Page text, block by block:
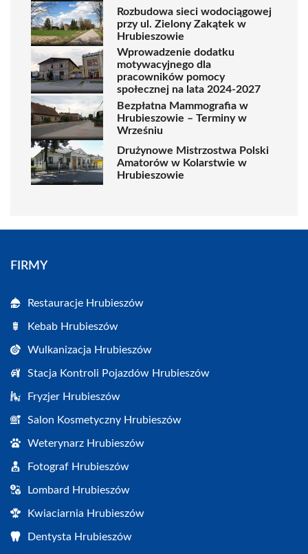
Rozbudowa sieci wodociągowej
przy ul. Zielony Zakątek w
Hrubieszowie
Wprowadzenie dodatku
motywacyjnego dla
pracowników pomocy
społecznej na lata 2024-2027
Bezpłatna Mammografia w
Hrubieszowie – Terminy w
Wrześniu
Drużynowe Mistrzostwa Polski
Amatorów w Kolarstwie w
Hrubieszowie
FIRMY
Restauracje Hrubieszów
Kebab Hrubieszów
Wulkanizacja Hrubieszów
Stacja Kontroli Pojazdów Hrubieszów
Fryzjer Hrubieszów
Salon Kosmetyczny Hrubieszów
Weterynarz Hrubieszów
Fotograf Hrubieszów
Lombard Hrubieszów
Kwiaciarnia Hrubieszów
Dentysta Hrubieszów